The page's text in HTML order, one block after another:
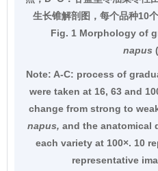
生长锥解剖图，每个品种10
Fig. 1 Morphology of
napus
Note: A-C: process of
were taken at 16, 63 and
change from strong to
napus, and the anatomical
each variety at 100×. 10
representative